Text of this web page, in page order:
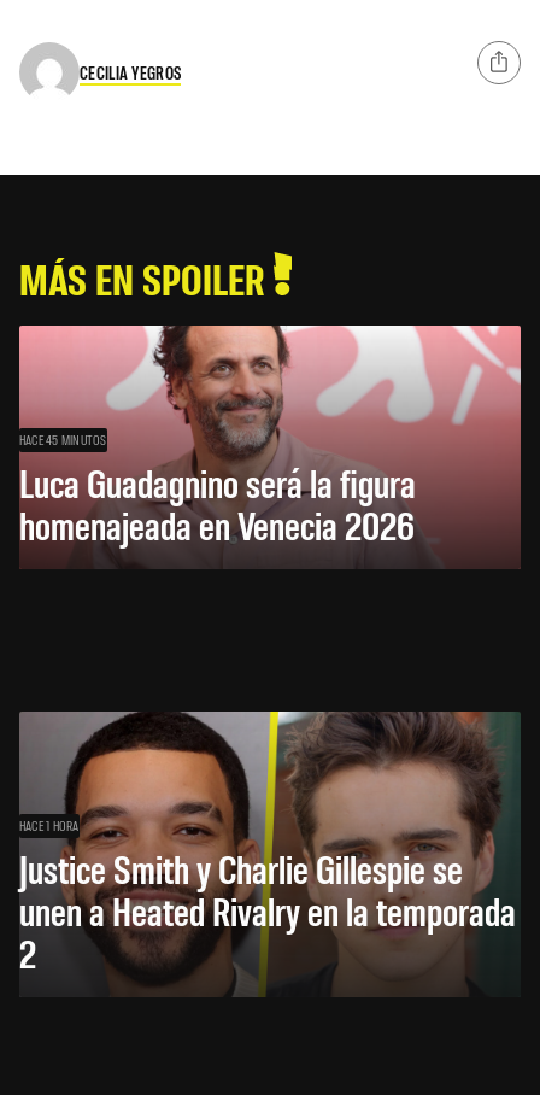
CECILIA YEGROS
MÁS EN SPOILER
HACE 45 MINUTOS
Luca Guadagnino será la figura
homenajeada en Venecia 2026
HACE 1 HORA
Justice Smith y Charlie Gillespie se
unen a Heated Rivalry en la temporada
2